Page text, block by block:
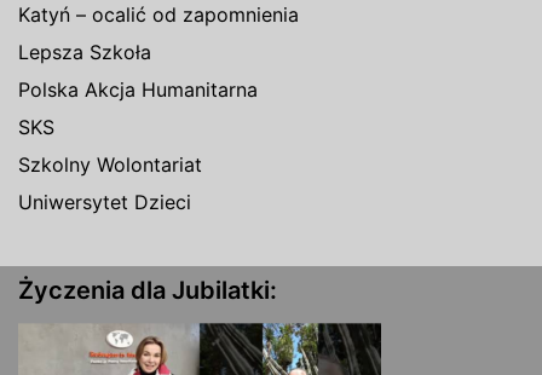
Katyń – ocalić od zapomnienia
Lepsza Szkoła
Polska Akcja Humanitarna
SKS
Szkolny Wolontariat
Uniwersytet Dzieci
Życzenia dla Jubilatki: